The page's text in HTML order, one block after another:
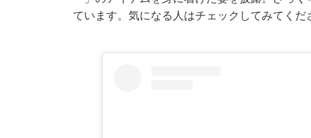
ています。気になる人はチェックしてみてくだ